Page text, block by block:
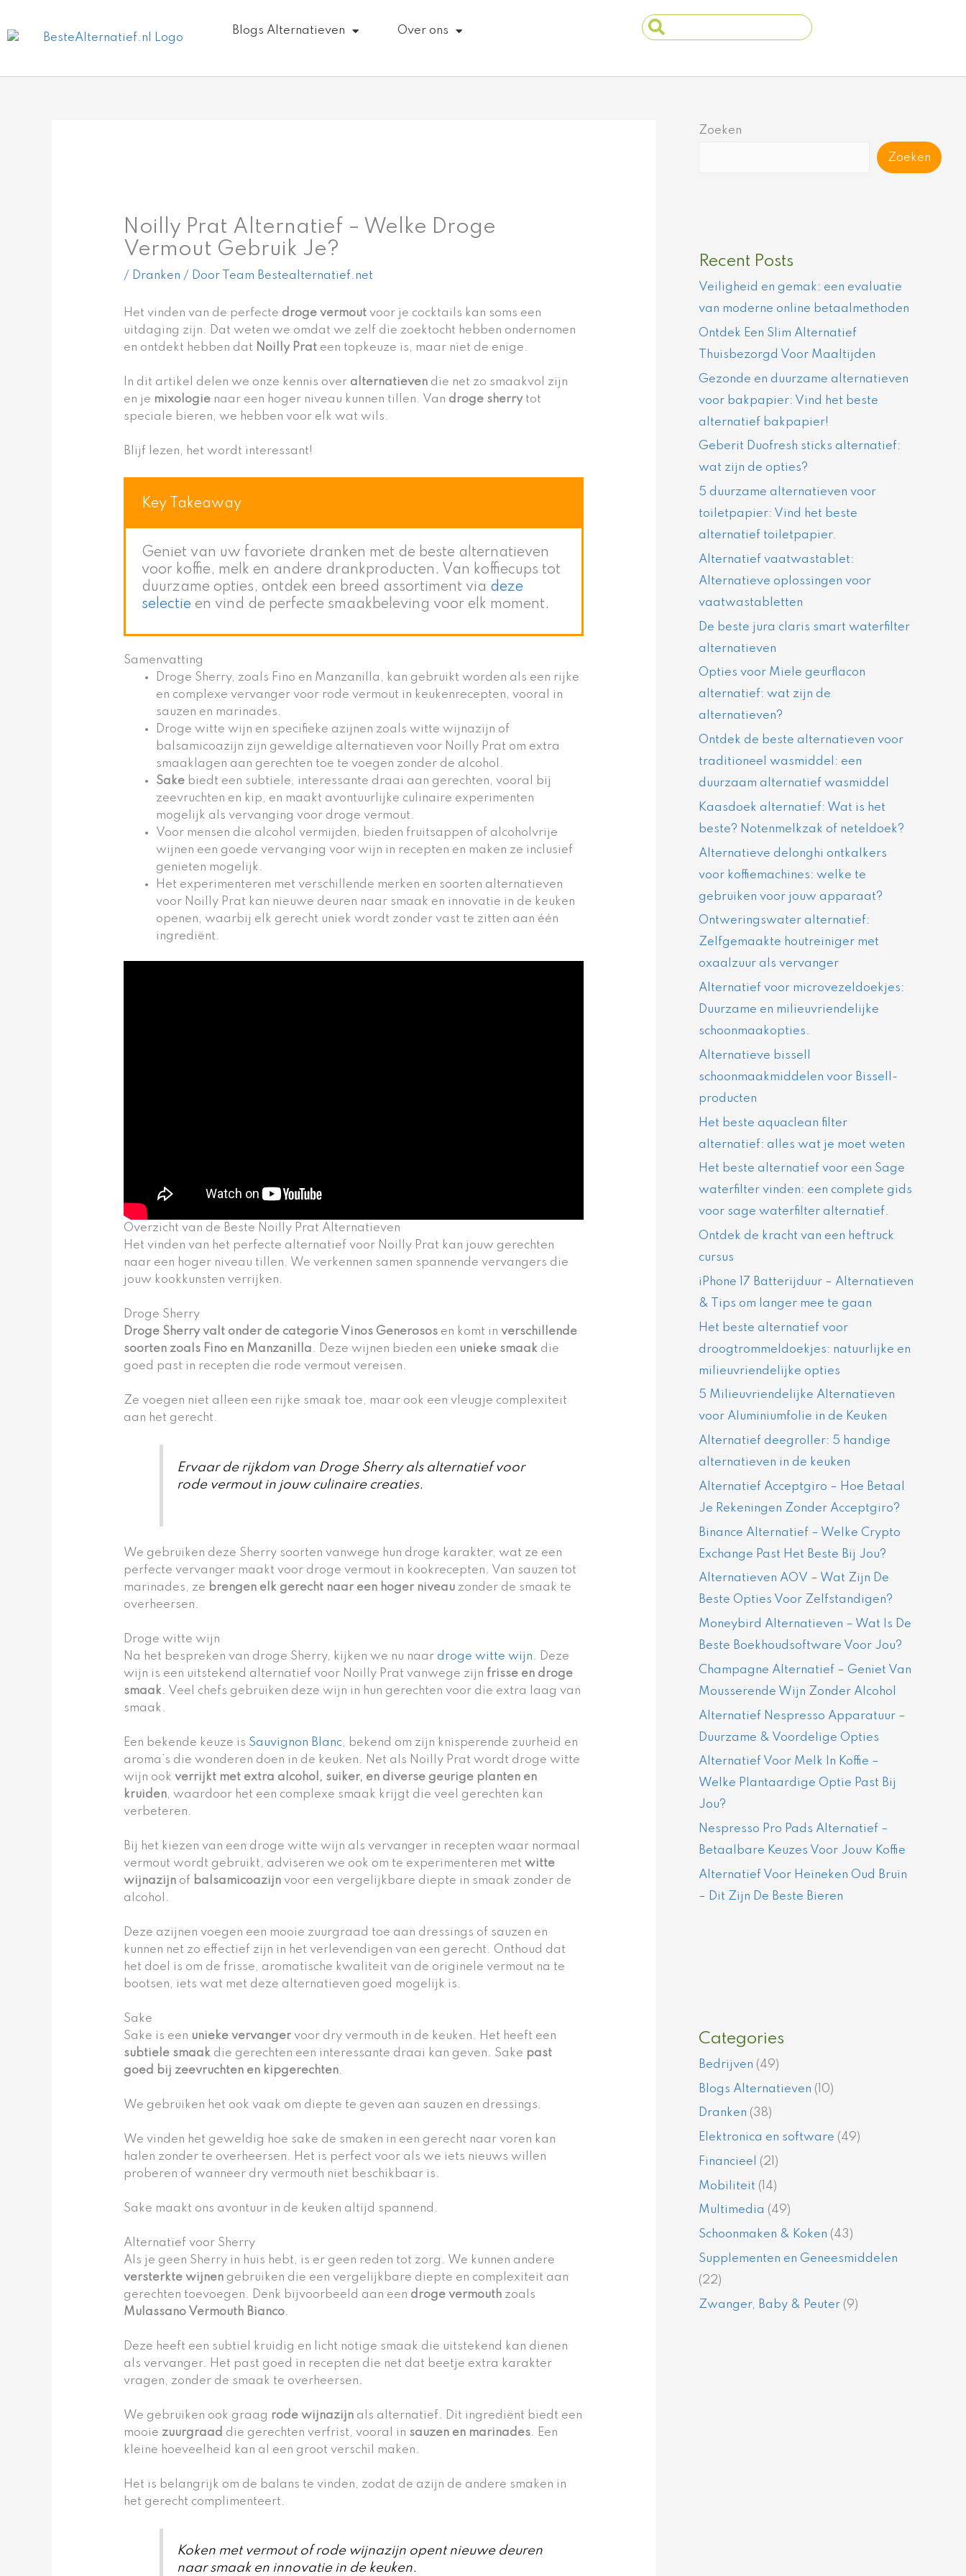
de
Blogs Alternatieven Over ons
Search
...
Noilly Prat Alternatief – Welke Droge
Vermout Gebruik Je?
/ Dranken / Door Team Bestealternatief.net
Het vinden van de perfecte droge vermout voor je cocktails kan soms een
uitdaging zijn. Dat weten we omdat we zelf die zoektocht hebben ondernomen
en ontdekt hebben dat Noilly Prat een topkeuze is, maar niet de enige.
In dit artikel delen we onze kennis over alternatieven die net zo smaakvol zijn
en je mixologie naar een hoger niveau kunnen tillen. Van droge sherrytot
speciale bieren, we hebben voor elk wat wils.
Blijf lezen, het wordt interessant!
Key Takeaway
Geniet van uw favoriete dranken met de beste alternatieven
voor koffie, melk en andere drankproducten. Van koffiecups tot
duurzame opties, ontdek een breed assortiment via deze
selectie en vind de perfecte smaakbeleving voor elk moment.
Samenvatting
Droge Sherry, zoals Fino en Manzanilla, kan gebruikt worden als een rijke
en complexe vervanger voor rode vermout in keukenrecepten, vooral in
sauzen en marinades.
Droge witte wijn en specifieke azijnen zoals witte wijnazijn of
balsamicoazijn zijn geweldige alternatieven voor Noilly Prat om extra
smaaklagen aan gerechten toe te voegen zonder de alcohol.
Sake biedt een subtiele, interessante draai aan gerechten, vooral bij
zeevruchten en kip, en maakt avontuurlijke culinaire experimenten
mogelijk als vervanging voor droge vermout.
Voor mensen die alcohol vermijden, bieden fruitsappen of alcoholvrije
wijnen een goede vervanging voor wijn in recepten en maken ze inclusief
genieten mogelijk.
Het experimenteren met verschillende merken en soorten alternatieven
voor Noilly Prat kan nieuwe deuren naar smaak en innovatie in de keuken
openen, waarbij elk gerecht uniek wordt zonder vast te zitten aan één
ingrediënt.
Overzicht van de Beste Noilly Prat Alternatieven
Het vinden van het perfecte alternatief voor Noilly Prat kan jouw gerechten
naar een hoger niveau tillen. We verkennen samen spannende vervangers die
jouw kookkunsten verrijken.
Droge Sherry
Droge Sherry valt onder de categorie Vinos Generosos en komt inverschillende
soorten zoals Fino en Manzanilla. Deze wijnen bieden een unieke smaak die
goed past in recepten die rode vermout vereisen.
Ze voegen niet alleen een rijke smaak toe, maar ook een vleugje complexiteit
aan het gerecht.
Ervaar de rijkdom van Droge Sherry als alternatief voor
rode vermout in jouw culinaire creaties.
We gebruiken deze Sherry soorten vanwege hun droge karakter, wat ze een
perfecte vervanger maakt voor droge vermout in kookrecepten. Van sauzen tot
marinades, ze brengen elk gerecht naar een hoger niveau zonder de smaak te
overheersen.
Droge witte wijn
Na het bespreken van droge Sherry, kijken we nu naar droge witte wijn. Deze
wijn is een uitstekend alternatief voor Noilly Prat vanwege zijn frisse en droge
smaak. Veel chefs gebruiken deze wijn in hun gerechten voor die extra laag van
smaak.
Een bekende keuze is Sauvignon Blanc, bekend om zijn knisperende zuurheid en
aroma’s die wonderen doen in de keuken. Net als Noilly Prat wordt droge witte
wijn ookverrijkt met extra alcohol, suiker, en diverse geurige planten en
kruiden, waardoor het een complexe smaak krijgt die veel gerechten kan
verbeteren.
Bij het kiezen van een droge witte wijn als vervanger in recepten waar normaal
vermout wordt gebruikt, adviseren we ook om te experimenteren metwitte
wijnazijn of balsamicoazijn voor een vergelijkbare diepte in smaak zonder de
alcohol.
Deze azijnen voegen een mooie zuurgraad toe aan dressings of sauzen en
kunnen net zo effectief zijn in het verlevendigen van een gerecht. Onthoud dat
het doel is om de frisse, aromatische kwaliteit van de originele vermout na te
bootsen, iets wat met deze alternatieven goed mogelijk is.
Sake
Sake is een unieke vervanger voor dry vermouth in de keuken. Het heeft een
subtiele smaak die gerechten een interessante draai kan geven. Sake past
goed bij zeevruchten en kipgerechten.
We gebruiken het ook vaak om diepte te geven aan sauzen en dressings.
We vinden het geweldig hoe sake de smaken in een gerecht naar voren kan
halen zonder te overheersen. Het is perfect voor als we iets nieuws willen
proberen of wanneer dry vermouth niet beschikbaar is.
Sake maakt ons avontuur in de keuken altijd spannend.
Alternatief voor Sherry
Als je geen Sherry in huis hebt, is er geen reden tot zorg. We kunnen andere
versterkte wijnen gebruiken die een vergelijkbare diepte en complexiteit aan
gerechten toevoegen. Denk bijvoorbeeld aan een droge vermouth zoals
Mulassano Vermouth Bianco.
Deze heeft een subtiel kruidig en licht notige smaak die uitstekend kan dienen
als vervanger. Het past goed in recepten die net dat beetje extra karakter
vragen, zonder de smaak te overheersen.
We gebruiken ook graag rode wijnazijn als alternatief. Dit ingrediënt biedt een
mooiezuurgraad die gerechten verfrist, vooral in sauzen en marinades. Een
kleine hoeveelheid kan al een groot verschil maken.
Het is belangrijk om de balans te vinden, zodat de azijn de andere smaken in
het gerecht complimenteert.
Koken met vermout of rode wijnazijn opent nieuwe deuren
naar smaak en innovatie in de keuken.
Zoeken
Zoeken
Recent Posts
Veiligheid en gemak: een evaluatie
van moderne online betaalmethoden
Ontdek Een Slim Alternatief
Thuisbezorgd Voor Maaltijden
Gezonde en duurzame alternatieven
voor bakpapier: Vind het beste
alternatief bakpapier!
Geberit Duofresh sticks alternatief:
wat zijn de opties?
5 duurzame alternatieven voor
toiletpapier: Vind het beste
alternatief toiletpapier.
Alternatief vaatwastablet:
Alternatieve oplossingen voor
vaatwastabletten
De beste jura claris smart waterfilter
alternatieven
Opties voor Miele geurflacon
alternatief: wat zijn de
alternatieven?
Ontdek de beste alternatieven voor
traditioneel wasmiddel: een
duurzaam alternatief wasmiddel
Kaasdoek alternatief: Wat is het
beste? Notenmelkzak of neteldoek?
Alternatieve delonghi ontkalkers
voor koffiemachines: welke te
gebruiken voor jouw apparaat?
Ontweringswater alternatief:
Zelfgemaakte houtreiniger met
oxaalzuur als vervanger
Alternatief voor microvezeldoekjes:
Duurzame en milieuvriendelijke
schoonmaakopties.
Alternatieve bissell
schoonmaakmiddelen voor Bissell-
producten
Het beste aquaclean filter
alternatief: alles wat je moet weten
Het beste alternatief voor een Sage
waterfilter vinden: een complete gids
voor sage waterfilter alternatief.
Ontdek de kracht van een heftruck
cursus
iPhone 17 Batterijduur – Alternatieven
& Tips om langer mee te gaan
Het beste alternatief voor
droogtrommeldoekjes: natuurlijke en
milieuvriendelijke opties
5 Milieuvriendelijke Alternatieven
voor Aluminiumfolie in de Keuken
Alternatief deegroller: 5 handige
alternatieven in de keuken
Alternatief Acceptgiro – Hoe Betaal
Je Rekeningen Zonder Acceptgiro?
Binance Alternatief – Welke Crypto
Exchange Past Het Beste Bij Jou?
Alternatieven AOV – Wat Zijn De
Beste Opties Voor Zelfstandigen?
Moneybird Alternatieven – Wat Is De
Beste Boekhoudsoftware Voor Jou?
Champagne Alternatief – Geniet Van
Mousserende Wijn Zonder Alcohol
Alternatief Nespresso Apparatuur –
Duurzame & Voordelige Opties
Alternatief Voor Melk In Koffie –
Welke Plantaardige Optie Past Bij
Jou?
Nespresso Pro Pads Alternatief –
Betaalbare Keuzes Voor Jouw Koffie
Alternatief Voor Heineken Oud Bruin
– Dit Zijn De Beste Bieren
Categories
Bedrijven (49)
Blogs Alternatieven (10)
Dranken (38)
Elektronica en software (49)
Financieel
(21)
Mobiliteit (14)
Multimedia (49)
Schoonmaken & Koken (43)
Supplementen en Geneesmiddelen
(22)
Zwanger, Baby & Peuter (9)